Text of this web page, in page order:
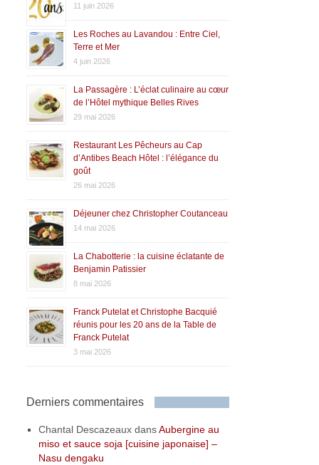
11 juin 2026
Les Roches au Lavandou : Entre Ciel,
Terre et Mer
4 juin 2026
La Passagère : L’éclat culinaire au cœur
de l’Hôtel mythique Belles Rives
29 mai 2026
Restaurant Les Pêcheurs au Cap
d’Antibes Beach Hôtel : l’élégance du
goût
26 mai 2026
Déjeuner chez Christopher Coutanceau
14 mai 2026
La Chabotterie : la cuisine éclatante de
Benjamin Patissier
8 mai 2026
Franck Putelat et Christophe Bacquié
réunis pour les 20 ans de la Table de
Franck Putelat
3 mai 2026
Derniers commentaires
Chantal Descazeaux dansAubergine au
miso et sauce soja [cuisine japonaise] –
Nasu dengaku